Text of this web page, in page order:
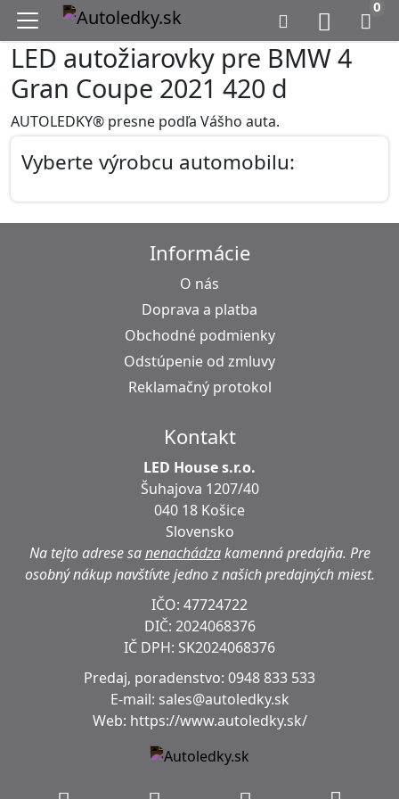
0
LED autožiarovky pre BMW 4
Gran Coupe 2021 420 d
AUTOLEDKY® presne podľa Vášho auta.
Vyberte výrobcu automobilu:
Informácie
O nás
Doprava a platba
Obchodné podmienky
Odstúpenie od zmluvy
Reklamačný protokol
Kontakt
LED House s.r.o.
Šuhajova 1207/40
040 18 Košice
Slovensko
Na tejto adrese sanenachádzakamenná predajňa. Pre
osobný nákup navštívte jedno z našich predajných miest.
IČO: 47724722
DIČ: 2024068376
IČ DPH: SK2024068376
Predaj, poradenstvo: 0948 833 533
E-mail: sales@autoledky.sk
Web: https://www.autoledky.sk/